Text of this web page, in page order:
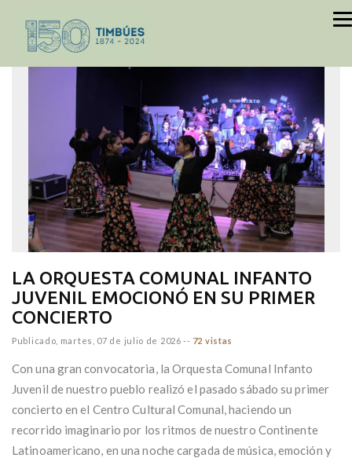
inicio NOTICIAS
LA ORQUESTA COMUNAL INFANTO
JUVENIL EMOCIONÓ EN SU PRIMER
CONCIERTO
Publicado, martes, 07 de julio de 2026 -- 72 vistas
Con una gran convocatoria, la Orquesta Comunal Infanto
Juvenil de nuestro pueblo realizó el pasado sábado su primer
concierto en el Centro Cultural Comunal, haciendo un
recorrido imaginario por los ritmos de nuestro Continente
Latinoamericano, en una noche cargada de música, emoción y